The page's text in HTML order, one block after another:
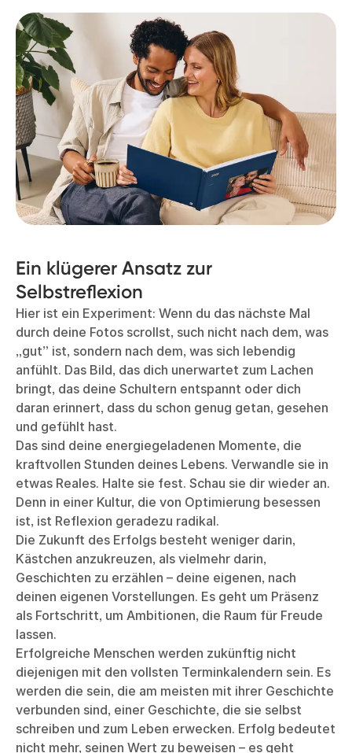
Ein klügerer Ansatz zur
Selbstreflexion
Hier ist ein Experiment: Wenn du das nächste Mal
durch deine Fotos scrollst, such nicht nach dem, was
„gut” ist, sondern nach dem, was sich lebendig
anfühlt. Das Bild, das dich unerwartet zum Lachen
bringt, das deine Schultern entspannt oder dich
daran erinnert, dass du schon genug getan, gesehen
und gefühlt hast.
Das sind deine energiegeladenen Momente, die
kraftvollen Stunden deines Lebens. Verwandle sie in
etwas Reales. Halte sie fest. Schau sie dir wieder an.
Denn in einer Kultur, die von Optimierung besessen
ist, ist Reflexion geradezu radikal.
Die Zukunft des Erfolgs besteht weniger darin,
Kästchen anzukreuzen, als vielmehr darin,
Geschichten zu erzählen – deine eigenen, nach
deinen eigenen Vorstellungen. Es geht um Präsenz
als Fortschritt, um Ambitionen, die Raum für Freude
lassen.
Erfolgreiche Menschen werden zukünftig nicht
diejenigen mit den vollsten Terminkalendern sein. Es
werden die sein, die am meisten mit ihrer Geschichte
verbunden sind, einer Geschichte, die sie selbst
schreiben und zum Leben erwecken. Erfolg bedeutet
nicht mehr, seinen Wert zu beweisen – es geht